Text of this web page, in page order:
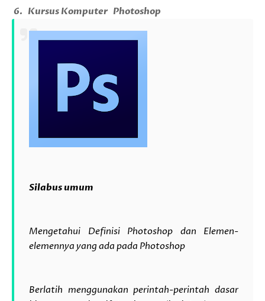
6. Kursus Komputer Photoshop
Silabus umum
Mengetahui Definisi Photoshop dan Elemen-
elemennya yang ada pada Photoshop
Berlatih menggunakan perintah-perintah dasar